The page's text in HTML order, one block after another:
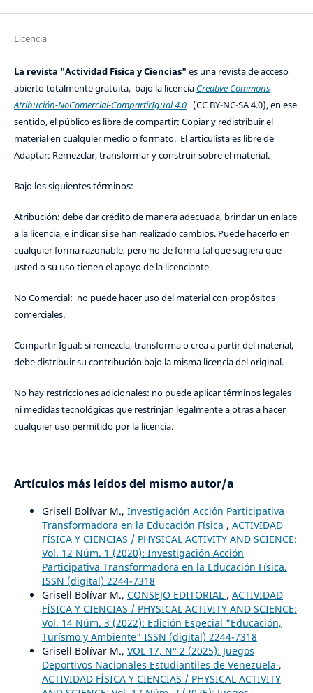
Licencia
La revista "Actividad Física y Ciencias" es una revista de acceso
abierto totalmente gratuita, bajo la licencia Creative Commons
Atribución-NoComercial-CompartirIgual 4.0(CC BY-NC-SA 4.0), en ese
sentido, el público es libre de compartir: Copiar y redistribuir el
material en cualquier medio o formato. El articulista es libre de
Adaptar: Remezclar, transformar y construir sobre el material.
Bajo los siguientes términos:
Atribución: debe dar crédito de manera adecuada, brindar un enlace
a la licencia, e indicar si se han realizado cambios. Puede hacerlo en
cualquier forma razonable, pero no de forma tal que sugiera que
usted o su uso tienen el apoyo de la licenciante.
No Comercial: no puede hacer uso del material con propósitos
comerciales.
Compartir Igual: si remezcla, transforma o crea a partir del material,
debe distribuir su contribución bajo la misma licencia del original.
No hay restricciones adicionales: no puede aplicar términos legales
ni medidas tecnológicas que restrinjan legalmente a otras a hacer
cualquier uso permitido por la licencia.
Artículos más leídos del mismo autor/a
Grisell Bolívar M., Investigación Acción Participativa
Transformadora en la Educación Física , ACTIVIDAD
FÍSICA Y CIENCIAS / PHYSICAL ACTIVITY AND SCIENCE:
Vol. 12 Núm. 1 (2020): Investigación Acción
Participativa Transformadora en la Educación Física.
ISSN (digital) 2244-7318
Grisell Bolívar M., CONSEJO EDITORIAL , ACTIVIDAD
FÍSICA Y CIENCIAS / PHYSICAL ACTIVITY AND SCIENCE:
Vol. 14 Núm. 3 (2022): Edición Especial "Educación,
Turísmo y Ambiente" ISSN (digital) 2244-7318
Grisell Bolívar M., VOL 17, N° 2 (2025): Juegos
Deportivos Nacionales Estudiantiles de Venezuela ,
ACTIVIDAD FÍSICA Y CIENCIAS / PHYSICAL ACTIVITY